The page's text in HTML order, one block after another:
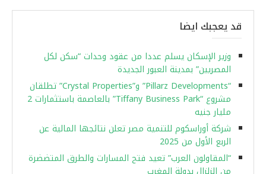
قد يعجبك ايضا
وزير الإسكان يسلم عددا من عقود وحدات “سكن لكل
المصريين” بمدينة العبور الجديدة
“Pillarz Developments” و”Crystal Properties” تطلقان
مشروع “Tiffany Business Park” بالعاصمة باستثمارات 2
مليار جنيه
شركة أوراسكوم للتنمية مصر تعلن نتائجها المالية عن
الربع الأول من 2025
“المقاولون العرب” تعيد فتح المسارات والطرق المتضضرة